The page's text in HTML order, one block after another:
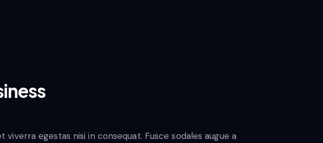
egestas nisi in consequat. Fusce sodales augue a